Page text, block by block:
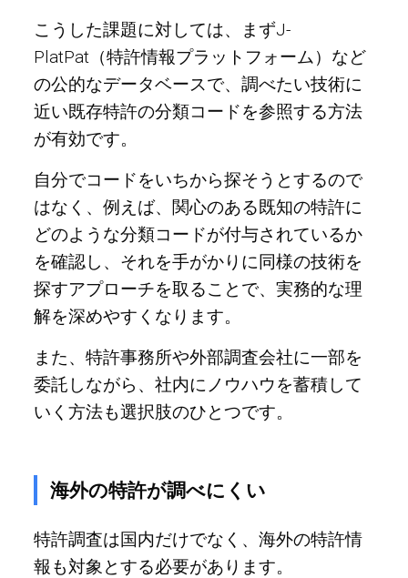
こうした課題に対しては、まずJ-
PlatPat（特許情報プラットフォーム）など
の公的なデータベースで、調べたい技術に
近い既存特許の分類コードを参照する方法
が有効です。
自分でコードをいちから探そうとするので
はなく、例えば、関心のある既知の特許に
どのような分類コードが付与されているか
を確認し、それを手がかりに同様の技術を
探すアプローチを取ることで、実務的な理
解を深めやすくなります。
また、特許事務所や外部調査会社に一部を
委託しながら、社内にノウハウを蓄積して
いく方法も選択肢のひとつです。
海外の特許が調べにくい
特許調査は国内だけでなく、海外の特許情
報も対象とする必要があります。